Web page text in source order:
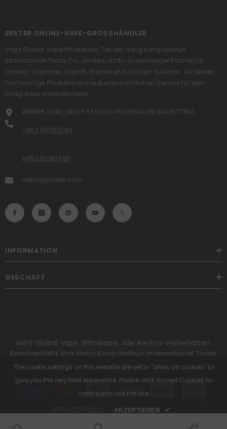
BESTER ONLINE-VAPE-GROSSHÄNDLER
Vapz Global Vape Wholesale, Teil der Hong Kong Heshun
International Trade Co., Limited, ist Ihr zuverlässiger Partner für
Einweg-Vaporizer, Liquids, Geräte und Shisha-Zubehör. Wir bieten
hochwertige Produkte und außergewöhnlichen Service für den
Erfolg Ihres Unternehmens.
ZIMMER 204C, SHIU FAT INDUSTRIEGEBÄUDE, KWUN TONG
+852 95053794
+852 91287985
hi@vapzvape.com
INFORMATION
GESCHÄFT
VAPZ Global Vape Wholesale. Alle Rechte Vorbehalten.
Bereitgestellt Von Hong Kong Heshun International Trade
Co., Limited.
Zahlungsmethoden
The cookie settings on this website are set to "allow all cookies" to
give you the very best experience. Please click Accept Cookies to
continue to use the site.
AKZEPTIEREN ✔